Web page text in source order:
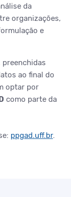
da
organizações,
e
preenchidas
ao final do
optar por
como parte da
ppgad.uff.br.